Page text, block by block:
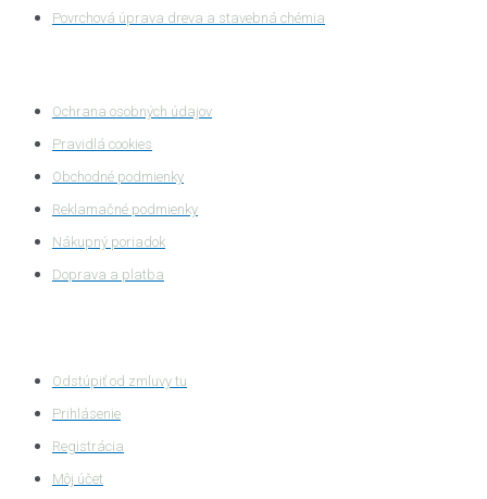
Povrchová úprava dreva a stavebná chémia
Ochrana osobných údajov
Pravidlá cookies
Obchodné podmienky
Reklamačné podmienky
Nákupný poriadok
Doprava a platba
Odstúpiť od zmluvy tu
Prihlásenie
Registrácia
Môj účet